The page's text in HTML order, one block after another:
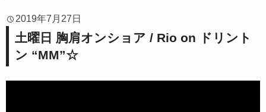
2019年7月27日
土曜日 胸肩オンショア / Rio on ドリント
ン “MM”☆